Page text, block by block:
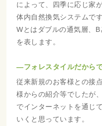
によって、四季に応じ家
体内自然換気システムです
Wとはダブルの通気層、B
を表します。
―フォレスタイルだから
従来新規のお客様との接
様からの紹介等でしたが
でインターネットを通じ
いくと思っています。